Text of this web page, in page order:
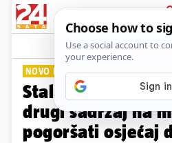
Lifestyle
NOVO ISTRAŽIVANJE
Stalno
drugi sadržaj na
pogoršati osjećaj